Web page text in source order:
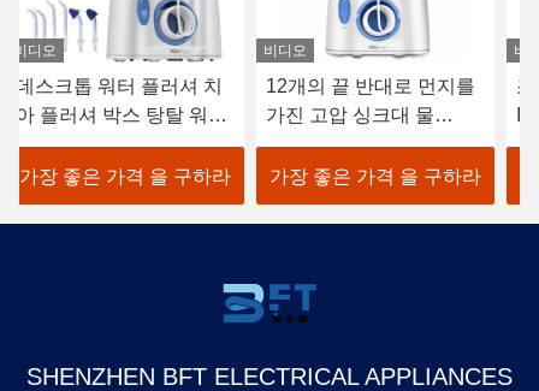
비디오
데스크톱 워터 플러셔 치
아 플러셔 박스 탕탈 워터
플러쉬 커스텀 워터 플러
쉬 치아 플러셔 12 노즐
800ML 물 탱크
가장 좋은 가격 을 구하라
비디오
12개의 끝 반대로 먼지를
가진 고압 싱크대 물
Flosser
가장 좋은 가격 을 구하라
비
SHENZHEN BFT ELECTRICAL APPLIANCES